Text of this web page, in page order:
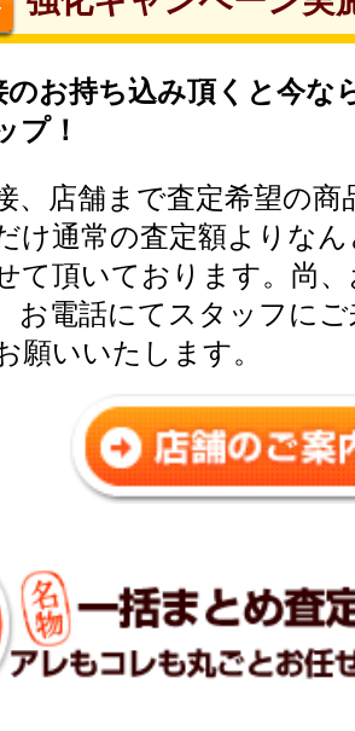
、店舗まで査定希望の商
け通常の査定額よりな
て頂いております。尚
お電話にてスタッフに
願いいたします。